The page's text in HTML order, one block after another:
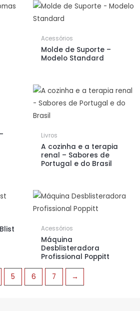
Acessórios
Molde de Suporte –
Modelo Standard
Livros
A cozinha e a terapia
renal – Sabores de
Portugal e do Brasil
Acessórios
Máquina
Desblisteradora
Profissional Poppitt
5 6 7 →